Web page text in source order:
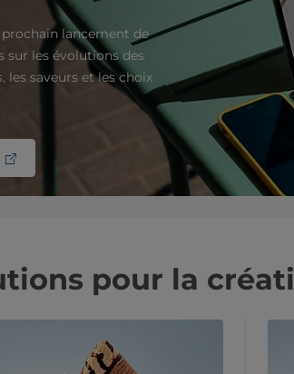
lancement de
sur les évolutions des
saveurs et les choix
pour la